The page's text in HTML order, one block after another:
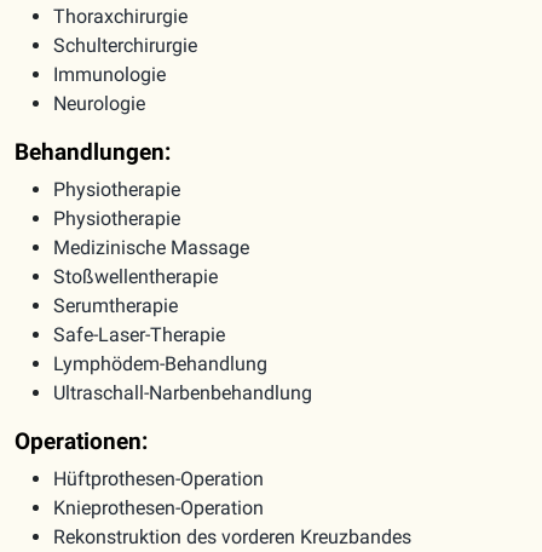
Thoraxchirurgie
Schulterchirurgie
Immunologie
Neurologie
Behandlungen:
Physiotherapie
Physiotherapie
Medizinische Massage
Stoßwellentherapie
Serumtherapie
Safe-Laser-Therapie
Lymphödem-Behandlung
Ultraschall-Narbenbehandlung
Operationen:
Hüftprothesen-Operation
Knieprothesen-Operation
Rekonstruktion des vorderen Kreuzbandes